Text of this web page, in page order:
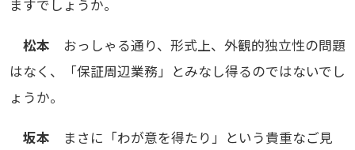
ますでしょうか。
松本 おっしゃる通り、形式上、外観的独立性の問題
はなく、「保証周辺業務」とみなし得るのではないでし
ょうか。
坂本 まさに「わが意を得たり」という貴重なご見